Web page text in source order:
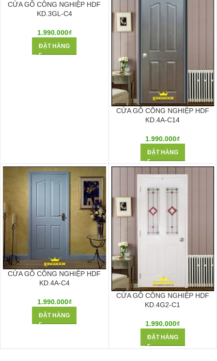
CỬA GỖ CÔNG NGHIỆP HDF
KD.3GL-C4
1.990.000₫
ĐẶT HÀNG
CỬA GỖ CÔNG NGHIỆP HDF
KD.4A-C14
1.990.000₫
ĐẶT HÀNG
CỬA GỖ CÔNG NGHIỆP HDF
KD.4A-C4
1.990.000₫
ĐẶT HÀNG
CỬA GỖ CÔNG NGHIỆP HDF
KD.4G2-C1
1.990.000₫
ĐẶT HÀNG